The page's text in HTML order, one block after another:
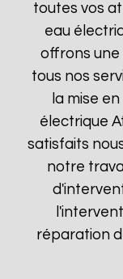
toutes vos
eau
offrons
tous nos
la mise
électrique
satisfaits
notre
réparation